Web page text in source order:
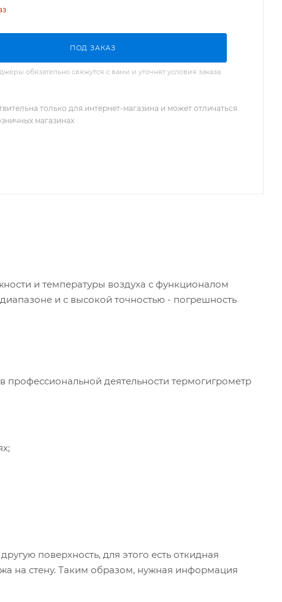
ПОД ЗАКАЗ
обязательно свяжутся с вами и уточнят условия заказа
только для интернет-магазина и может отличаться
магазинах
и температуры воздуха с функционалом
и с высокой точностью - погрешность
деятельности термогигрометр
поверхность, для этого есть откидная
на стену. Таким образом, нужная информация